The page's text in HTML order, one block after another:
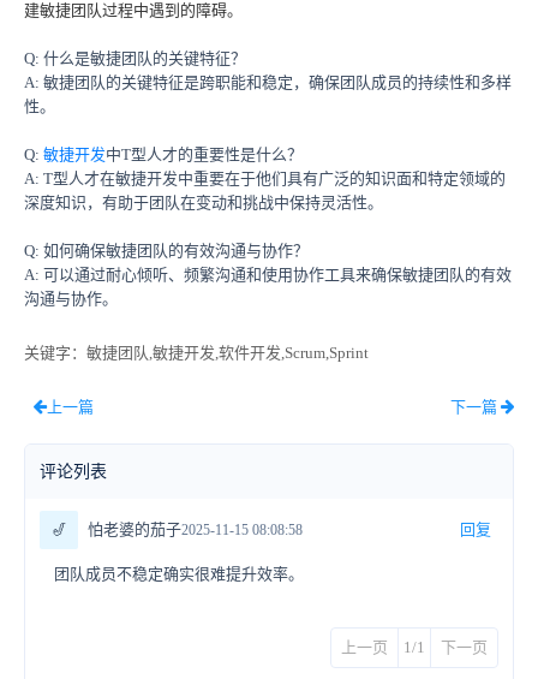
建敏捷团队过程中遇到的障碍。
Q: 什么是敏捷团队的关键特征？
A: 敏捷团队的关键特征是跨职能和稳定，确保团队成员的持续性和多样
性。
Q: 敏捷开发中T型人才的重要性是什么？
A: T型人才在敏捷开发中重要在于他们具有广泛的知识面和特定领域的
深度知识，有助于团队在变动和挑战中保持灵活性。
Q: 如何确保敏捷团队的有效沟通与协作？
A: 可以通过耐心倾听、频繁沟通和使用协作工具来确保敏捷团队的有效
沟通与协作。
关键字 ：敏捷团队,敏捷开发,软件开发,Scrum,Sprint
上一篇 下一篇
评论列表
🎷 怕老婆的茄子2025-11-15 08:08:58 回复
团队成员不稳定确实很难提升效率。
上一页 1/1 下一页